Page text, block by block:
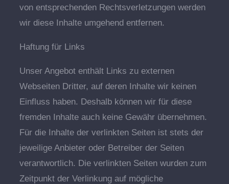
von entsprechenden Rechtsverletzungen werden
wir diese Inhalte umgehend entfernen.
Haftung für Links
Unser Angebot enthält Links zu externen
Webseiten Dritter, auf deren Inhalte wir keinen
Einfluss haben. Deshalb können wir für diese
fremden Inhalte auch keine Gewähr übernehmen.
Für die Inhalte der verlinkten Seiten ist stets der
jeweilige Anbieter oder Betreiber der Seiten
verantwortlich. Die verlinkten Seiten wurden zum
Zeitpunkt der Verlinkung auf mögliche